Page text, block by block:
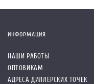
ИНФОРМАЦИЯ
НАШИ РАБОТЫ
ОПТОВИКАМ
АДРЕСА ДИЛЛЕРСКИХ ТОЧЕК